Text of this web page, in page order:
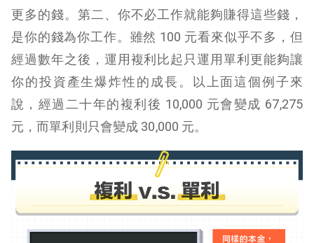
更多的錢。第二、你不必工作就能夠賺得這些錢，
是你的錢為你工作。雖然 100 元看來似乎不多，但
經過數年之後，運用複利比起只運用單利更能夠讓
你的投資產生爆炸性的成長。以上面這個例子來
說，經過二十年的複利後 10,000 元會變成 67,275
元，而單利則只會變成 30,000 元。